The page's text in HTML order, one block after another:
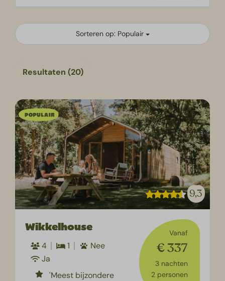
Sorteren op: Populair
Resultaten (20)
9,3
Vanaf
€ 337
3 nachten
2 personen
Wikkelhouse
4 1
Nee
Ja
'Meest bijzondere